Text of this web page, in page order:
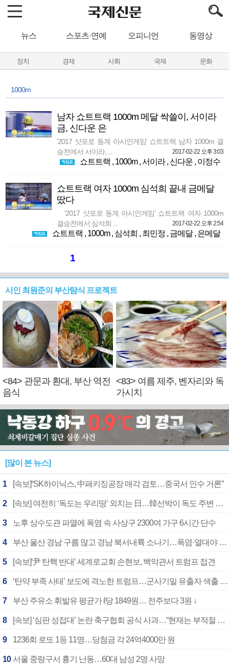
뉴스 스포츠·연예 오피니언 동영상
정치 경제 사회 국제 문화
1000m
남자 쇼트트랙 1000m 메달 싹쓸이, 서이라
금, 신다운 은
'2017 삿포로 동계 아시안게임' 쇼트트랙 남자 1000m 결
승전에서 서이라, ...
2017-02-22 오후 3:03
쇼트트랙 , 1000m,서이라, 신다운, 이정수
쇼트트랙 여자 1000m 심석희 끝내 금메달
땄다
'2017 삿포로 동계 아시안게임' 쇼트트랙 여자 1000m
결승전에서 심석희 ...
2017-02-22 오후 2:54
쇼트트랙 , 1000m, 심석희 , 최민정 , 금메달, 은메달
1
시인 최원준의 부산탐식 프로젝트
<84> 관문과 환대, 부산 역전
음식
<83> 여름 제주, 벤자리와 독
가시치
[많이 본 뉴스]
1 [속보]“SK하이닉스, 中패키징공장 매각 검토…중국서 인수 거론”
2 [속보] 여전히 ‘독도는 우리땅’ 외치는 日…韓선박이 독도 주변 해양조사 활동하자 반발
3 노후 상수도관 파열에 폭염 속 사상구 2300여 가구 6시간 단수
4 부산 울산 경남 구름 많고 경남 북서내륙 소나기…폭염·열대야 계속
5 [속보]‘尹 탄핵 반대’ 세계로교회 손현보, 백악관서 트럼프 접견
6 ‘탄약 부족 사태’ 보도에 격노한 트럼프…군사기밀 유출자 색출 지시
7 부산 주유소 휘발유 평균가 ℓ당 1849원… 전주보다 3원 ↓
8 [속보] ‘심판 성접대’ 논란 축구협회 공식 사과…“현재는 부적절 행위 없어”
9 1236회 로또 1등 11명…당첨금 각 24억4000만 원
10 서울 중랑구서 흉기 난동…60대 남성 2명 사망